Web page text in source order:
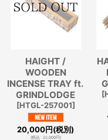
HAIGHT /
WOODEN
INCENSE TRAY ft.
GRINDLODGE
[HTGL-257001]
20,000円(税別)
(税込: 22,000円)
[